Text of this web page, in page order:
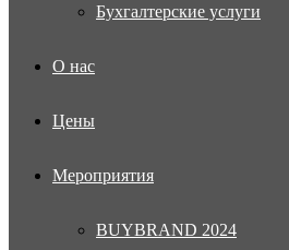
Бухгалтерские услуги
О нас
Цены
Мероприятия
BUYBRAND 2024